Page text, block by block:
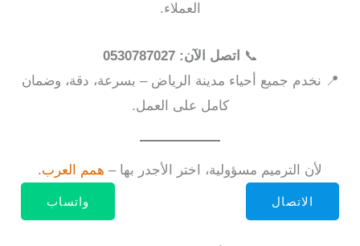
العملاء.
📞
اتصل الآن: 0530787027
📍 نخدم جميع أحياء مدينة الرياض – بسرعة، دقة، وضمان
كامل على العمل.
لأن الترميم مسؤولية، اختر الأجدر بها – همم العرب.
الاتصال واتساب